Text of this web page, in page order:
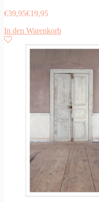
€39,95€19,95
In den Warenkorb